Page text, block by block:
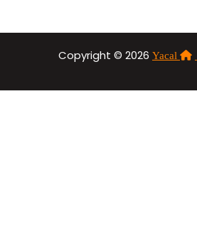
Copyright © 2026 Yacal